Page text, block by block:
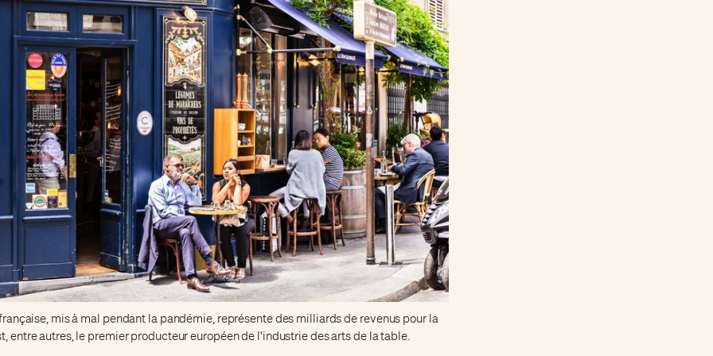
mis à mal pendant la pandémie, représente des milliards de revenus pour la
entre autres, le premier producteur européen de l'industrie des arts de la table.